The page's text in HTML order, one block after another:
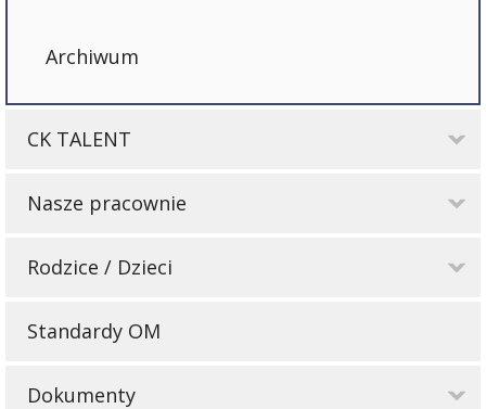
Archiwum
CK TALENT
Nasze pracownie
Rodzice / Dzieci
Standardy OM
Dokumenty